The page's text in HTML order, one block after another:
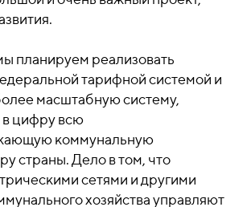
планируем реализовать
тарифной системой и
масштабную систему,
цифру всю
коммунальную
страны. Дело в том, что
сетями и другими
хозяйства управляют